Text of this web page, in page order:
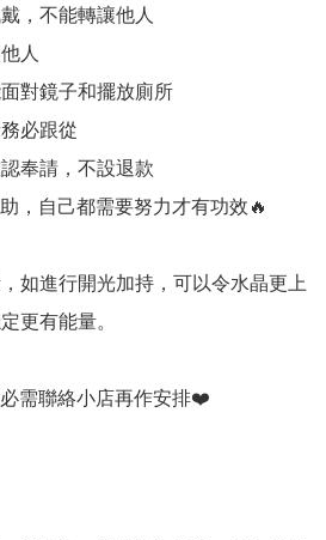
，不能轉讓他人
人
對鏡子和擺放廁所
必跟從
奉請，不設退款
，自己都需要努力才有功效🔥
如進行開光加持，可以令水晶更上
更有能量。
需聯絡小店再作安排❤️